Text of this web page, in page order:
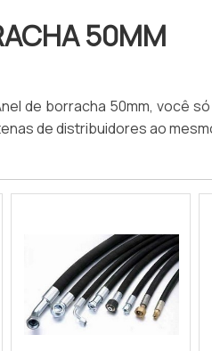
50MM
de borracha 50mm, você
de distribuidores ao